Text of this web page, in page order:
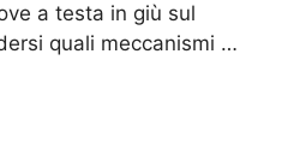
a testa in giù sul
quali meccanismi …